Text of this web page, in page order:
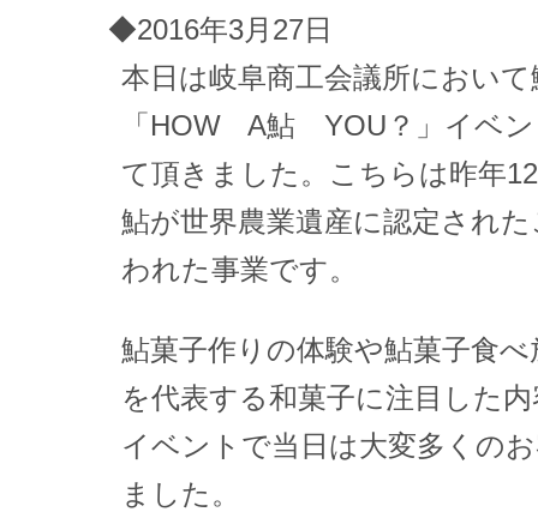
◆2016年3月27日
本日は岐阜商工会議所におい
「HOW A鮎 YOU？」イベ
て頂きました。こちらは昨年
鮎が世界農業遺産に認定され
われた事業です。
鮎菓子作りの体験や鮎菓子食
を代表する和菓子に注目した
イベントで当日は大変多くの
ました。